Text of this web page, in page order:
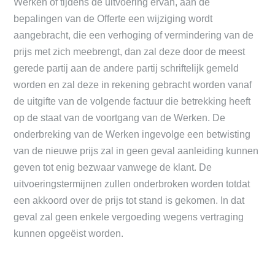
Werken of tijdens de uitvoering ervan, aan de
bepalingen van de Offerte een wijziging wordt
aangebracht, die een verhoging of vermindering van de
prijs met zich meebrengt, dan zal deze door de meest
gerede partij aan de andere partij schriftelijk gemeld
worden en zal deze in rekening gebracht worden vanaf
de uitgifte van de volgende factuur die betrekking heeft
op de staat van de voortgang van de Werken. De
onderbreking van de Werken ingevolge een betwisting
van de nieuwe prijs zal in geen geval aanleiding kunnen
geven tot enig bezwaar vanwege de klant. De
uitvoeringstermijnen zullen onderbroken worden totdat
een akkoord over de prijs tot stand is gekomen. In dat
geval zal geen enkele vergoeding wegens vertraging
kunnen opgeëist worden.